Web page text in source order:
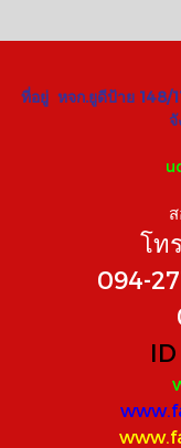
ที่อยู่ หจก.ยูดีป้าย 148/
โท
094-